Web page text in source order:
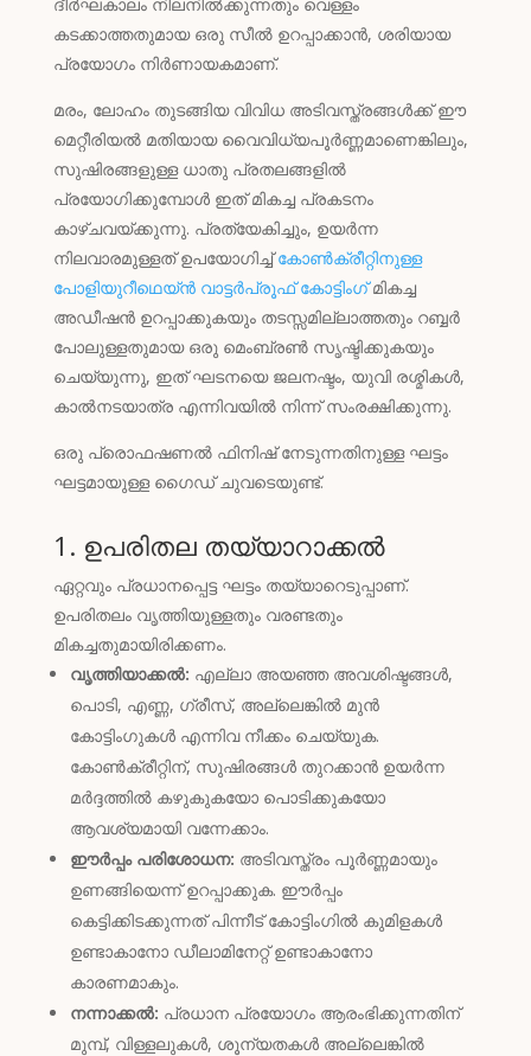
കടക്കാത്തതുമായ ഒരു സീൽ ഉറപ്പാക്കാൻ, ശരിയായ
പ്രയോഗം നിർണായകമാണ്.
മരം, ലോഹം തുടങ്ങിയ വിവിധ അടിവസ്ത്രങ്ങൾക്ക് ഈ
മെറ്റീരിയൽ മതിയായ വൈവിധ്യപൂർണ്ണമാണെങ്കിലും,
സുഷിരങ്ങളുള്ള ധാതു പ്രതലങ്ങളിൽ
പ്രയോഗിക്കുമ്പോൾ ഇത് മികച്ച പ്രകടനം
കാഴ്ചവയ്ക്കുന്നു. പ്രത്യേകിച്ചും, ഉയർന്ന
നിലവാരമുള്ളത് ഉപയോഗിച്ച്കോൺക്രീറ്റിനുള്ള
പോളിയുറീഥെയ്ൻ വാട്ടർപ്രൂഫ് കോട്ടിംഗ്മികച്ച
അഡീഷൻ ഉറപ്പാക്കുകയും തടസ്സമില്ലാത്തതും റബ്ബർ
പോലുള്ളതുമായ ഒരു മെംബ്രൺ സൃഷ്ടിക്കുകയും
ചെയ്യുന്നു, ഇത് ഘടനയെ ജലനഷ്ടം, യുവി രശ്മികൾ,
കാൽനടയാത്ര എന്നിവയിൽ നിന്ന് സംരക്ഷിക്കുന്നു.
ഒരു പ്രൊഫഷണൽ ഫിനിഷ് നേടുന്നതിനുള്ള ഘട്ടം
ഘട്ടമായുള്ള ഗൈഡ് ചുവടെയുണ്ട്.
1. ഉപരിതല തയ്യാറാക്കൽ
ഏറ്റവും പ്രധാനപ്പെട്ട ഘട്ടം തയ്യാറെടുപ്പാണ്.
ഉപരിതലം വൃത്തിയുള്ളതും വരണ്ടതും
മികച്ചതുമായിരിക്കണം.
വൃത്തിയാക്കൽ: എല്ലാ അയഞ്ഞ അവശിഷ്ടങ്ങൾ,
പൊടി, എണ്ണ, ഗ്രീസ്, അല്ലെങ്കിൽ മുൻ
കോട്ടിംഗുകൾ എന്നിവ നീക്കം ചെയ്യുക.
കോൺക്രീറ്റിന്, സുഷിരങ്ങൾ തുറക്കാൻ ഉയർന്ന
മർദ്ദത്തിൽ കഴുകുകയോ പൊടിക്കുകയോ
ആവശ്യമായി വന്നേക്കാം.
ഈർപ്പം പരിശോധന: അടിവസ്ത്രം പൂർണ്ണമായും
ഉണങ്ങിയെന്ന് ഉറപ്പാക്കുക. ഈർപ്പം
കെട്ടിക്കിടക്കുന്നത് പിന്നീട് കോട്ടിംഗിൽ കുമിളകൾ
ഉണ്ടാകാനോ ഡീലാമിനേറ്റ് ഉണ്ടാകാനോ
കാരണമാകും.
നന്നാക്കൽ: പ്രധാന പ്രയോഗം ആരംഭിക്കുന്നതിന്
മുമ്പ്, വിള്ളലുകൾ, ശൂന്യതകൾ അല്ലെങ്കിൽ